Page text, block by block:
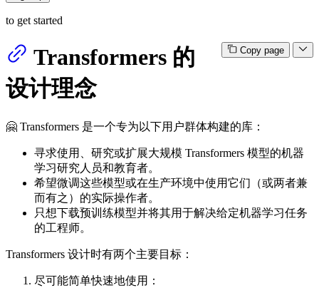
to get started
Copy page
Transformers 的
设计理念
🤗 Transformers 是一个专为以下用户群体构建的库：
寻求使用、研究或扩展大规模 Transformers 模型的机器
学习研究人员和教育者。
希望微调这些模型或在生产环境中使用它们（或两者兼
而有之）的实际操作者。
只想下载预训练模型并将其用于解决给定机器学习任务
的工程师。
Transformers 设计时有两个主要目标：
尽可能简单快速地使用：